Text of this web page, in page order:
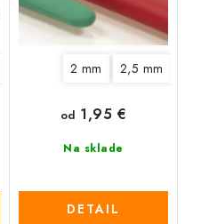
5 mm 6 mm
2 mm 2,5 mm
Na sklade
od 1,95 €
DETAIL